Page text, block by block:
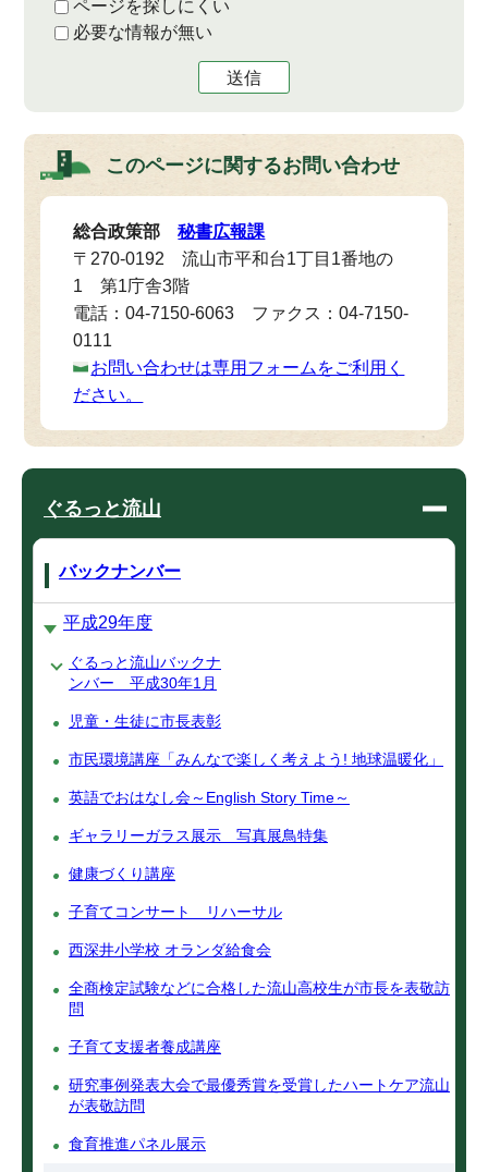
ページを探しにくい
必要な情報が無い
送信
このページに関するお問い合わせ
総合政策部秘書広報課
〒270-0192 流山市平和台1丁目1番地の
1 第1庁舎3階
電話：04-7150-6063 ファクス：04-7150-
0111
お問い合わせは専用フォームをご利用く
ださい。
ぐるっと流山
バックナンバー
平成29年度
ぐるっと流山バックナ
ンバー 平成30年1月
児童・生徒に市長表彰
市民環境講座「みんなで楽しく考えよう! 地球温暖化」
英語でおはなし会～English Story Time～
ギャラリーガラス展示 写真展鳥特集
健康づくり講座
子育てコンサート リハーサル
西深井小学校 オランダ給食会
全商検定試験などに合格した流山高校生が市長を表敬訪
問
子育て支援者養成講座
研究事例発表大会で最優秀賞を受賞したハートケア流山
が表敬訪問
食育推進パネル展示